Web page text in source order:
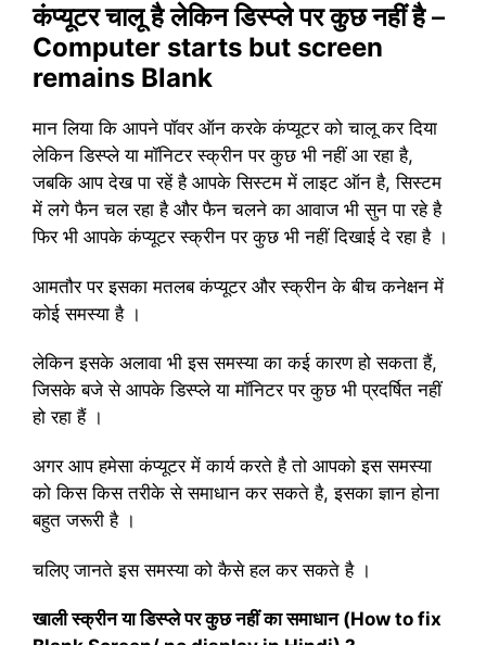
कंप्यूटर चालू है लेकिन डिस्प्ले पर कुछ नहीं है –
Computer starts but screen
remains Blank
मान लिया कि आपने पॉवर ऑन करके कंप्यूटर को चालू कर दिया
लेकिन डिस्प्ले या मॉनिटर स्क्रीन पर कुछ भी नहीं आ रहा है,
जबकि आप देख पा रहें है आपके सिस्टम में लाइट ऑन है, सिस्टम
में लगे फैन चल रहा है और फैन चलने का आवाज भी सुन पा रहे है
फिर भी आपके कंप्यूटर स्क्रीन पर कुछ भी नहीं दिखाई दे रहा है ।
आमतौर पर इसका मतलब कंप्यूटर और स्क्रीन के बीच कनेक्षन में
कोई समस्या है ।
लेकिन इसके अलावा भी इस समस्या का कई कारण हो सकता हैं,
जिसके बजे से आपके डिस्प्ले या मॉनिटर पर कुछ भी प्रदर्षित नहीं
हो रहा हैं ।
अगर आप हमेसा कंप्यूटर में कार्य करते है तो आपको इस समस्या
को किस किस तरीके से समाधान कर सकते है, इसका ज्ञान होना
बहुत जरूरी है ।
चलिए जानते इस समस्या को कैसे हल कर सकते है ।
खाली स्क्रीन या डिस्प्ले पर कुछ नहीं का समाधान (How to fix